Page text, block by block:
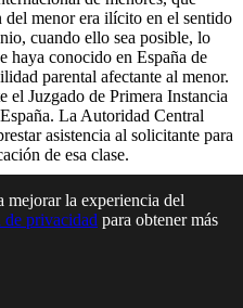
del menor era ilícito en el sentido
cuando ello sea posible, lo
haya conocido en España de
parental afectante al menor.
el Juzgado de Primera Instancia
La Autoridad Central
asistencia al solicitante para
de esa clase.
aplicación. Normas generales
de ilicitud de un traslado o
mejorar la experiencia del
de privacidad para obtener más